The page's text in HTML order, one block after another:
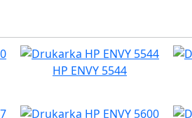
HP ENVY 5544